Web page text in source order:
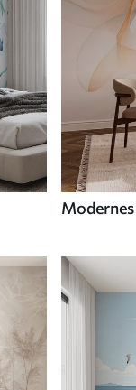
Modernes